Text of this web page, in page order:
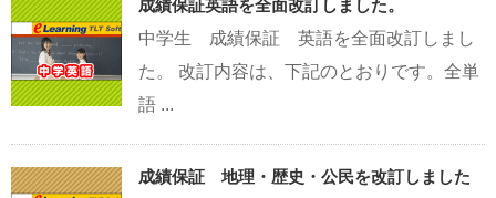
成績保証英語を全面改訂しました。
中学生 成績保証 英語を全面改訂しまし
た。 改訂内容は、下記のとおりです。全単
語 ...
成績保証 地理・歴史・公民を改訂しました